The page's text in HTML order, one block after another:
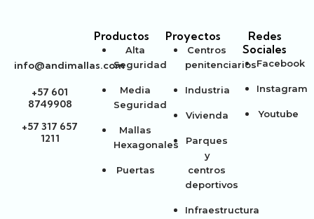
info@andimallas.com
+57 601
8749908
+57 317 657
1211
Productos
Alta
Seguridad
Media
Seguridad
Mallas
Hexagonales
Puertas
Proyectos
Centros
penitenciarios
Industria
Vivienda
Parques
y
centros
deportivos
Infraestructura
Redes
Sociales
Facebook
Instagram
Youtube